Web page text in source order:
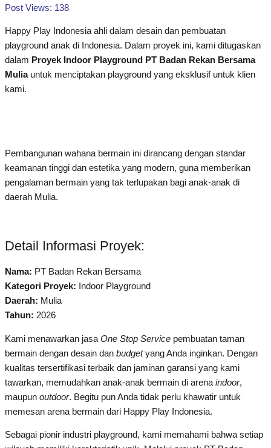
Post Views: 138
Happy Play Indonesia ahli dalam desain dan pembuatan
playground anak di Indonesia. Dalam proyek ini, kami ditugaskan
dalam Proyek Indoor Playground PT Badan Rekan Bersama
Muliauntuk menciptakan playground yang eksklusif untuk klien
kami.
Pembangunan wahana bermain ini dirancang dengan standar
keamanan tinggi dan estetika yang modern, guna memberikan
pengalaman bermain yang tak terlupakan bagi anak-anak di
daerah Mulia.
Detail Informasi Proyek:
Nama: PT Badan Rekan Bersama
Kategori Proyek: Indoor Playground
Daerah: Mulia
Tahun: 2026
Kami menawarkan jasa One Stop Service pembuatan taman
bermain dengan desain dan budgetyang Anda inginkan. Dengan
kualitas tersertifikasi terbaik dan jaminan garansi yang kami
tawarkan, memudahkan anak-anak bermain di arena indoor,
maupun outdoor. Begitu pun Anda tidak perlu khawatir untuk
memesan arena bermain dari Happy Play Indonesia.
Sebagai pionir industri playground, kami memahami bahwa setiap